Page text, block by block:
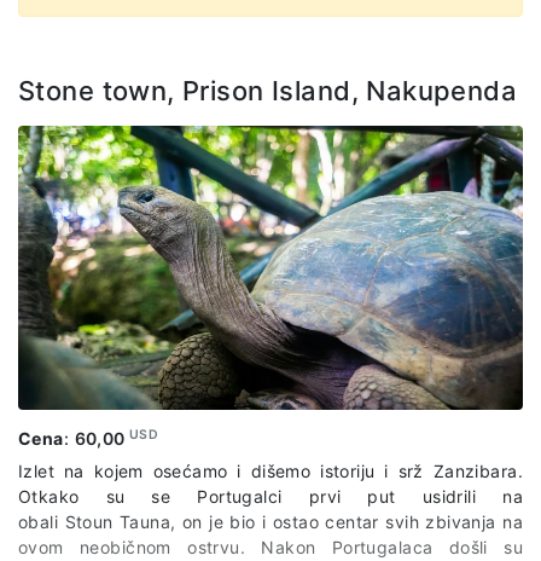
Stone town, Prison Island, Nakupenda
Cena: 60,00USD
Izlet na kojem osećamo i dišemo istoriju i srž Zanzibara.
Otkako su se Portugalci prvi put usidrili na
obali Stoun Tauna, on je bio i ostao centar svih zbivanja na
ovom neobičnom ostrvu. Nakon Portugalaca došli su